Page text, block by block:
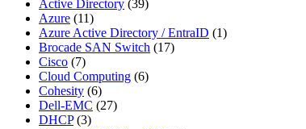
Active Directory (39)
Azure (11)
Azure Active Directory / EntraID (1)
Brocade SAN Switch (17)
Cisco (7)
Cloud Computing (6)
Cohesity (6)
Dell-EMC (27)
DHCP(3)